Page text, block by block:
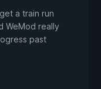
a train run
WeMod really
past